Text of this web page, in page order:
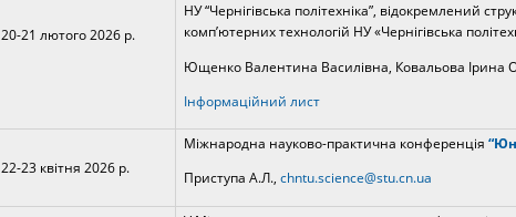
20-21 лютого 2026 р.
НУ “Чернігівська політехніка”, відокремлений
комп’ютерних технологій НУ «Чернігівська
Ющенко Валентина Василівна, Ковальова Ірина
Інформаційний лист
22-23 квітня 2026 р.
Міжнародна науково-практична конференція
Приступа А.Л., chntu.science@stu.cn.ua